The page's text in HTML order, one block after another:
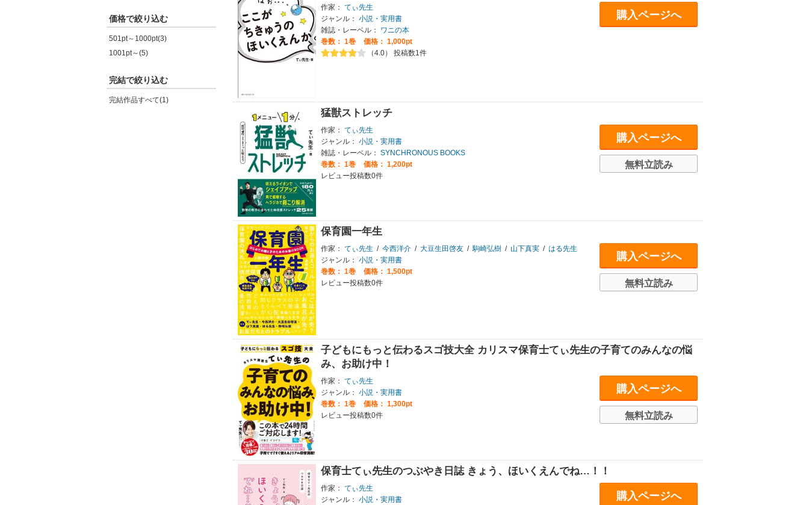
価格で絞り込む
501pt～1000pt(3)
1001pt～(5)
完結で絞り込む
完結作品すべて(1)
作家： てぃ先生
ジャンル： 小説・実用書
雑誌・レーベル：
ワニの本
巻数： 1巻
価格： 1,000pt
（4.0） 投稿数1件
購入ページへ
猛獣ストレッチ
作家： てぃ先生
ジャンル： 小説・実用書
雑誌・レーベル： SYNCHRONOUS BOOKS
巻数： 1巻
価格： 1,200pt
レビュー投稿数0件
購入ページへ
無料立読み
保育園一年生
作家： てぃ先生 / 今西洋介 / 大豆生田啓友 / 駒崎弘樹 / 山下真実 / はる先生
ジャンル： 小説・実用書
巻数： 1巻
価格： 1,500pt
レビュー投稿数0件
購入ページへ
無料立読み
子どもにもっと伝わるスゴ技大全 カリスマ保育士てぃ先生の子育てのみんなの悩
み、お助け中！
作家： てぃ先生
ジャンル： 小説・実用書
巻数： 1巻
価格： 1,300pt
レビュー投稿数0件
購入ページへ
無料立読み
保育士てぃ先生のつぶやき日誌 きょう、ほいくえんでね…！！
作家： てぃ先生
ジャンル： 小説・実用書
購入ページへ